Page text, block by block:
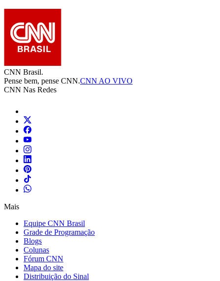
CNN Brasil.
Pense bem, pense CNN.CNN AO VIVO
CNN Nas Redes
Mais
Equipe CNN Brasil
Grade de Programação
Blogs
Colunas
Fórum CNN
Mapa do site
Distribuição do Sinal